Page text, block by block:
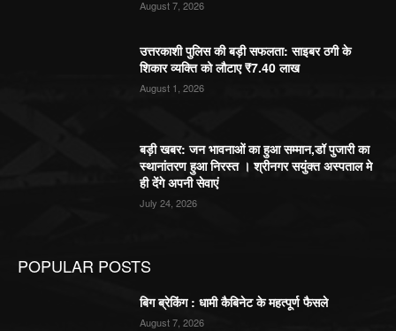
August 7, 2026
उत्तरकाशी पुलिस की बड़ी सफलता: साइबर ठगी के
शिकार व्यक्ति को लौटाए ₹7.40 लाख
August 1, 2026
बड़ी खबर: जन भावनाओं का हुआ सम्मान,डॉ पुजारी का
स्थानांतरण हुआ निरस्त । श्रीनगर सयुंक्त अस्पताल मे
ही देंगे अपनी सेवाएं
July 24, 2026
POPULAR POSTS
बिग ब्रेकिंग : धामी कैबिनेट के महत्पूर्ण फैसले
August 7, 2026